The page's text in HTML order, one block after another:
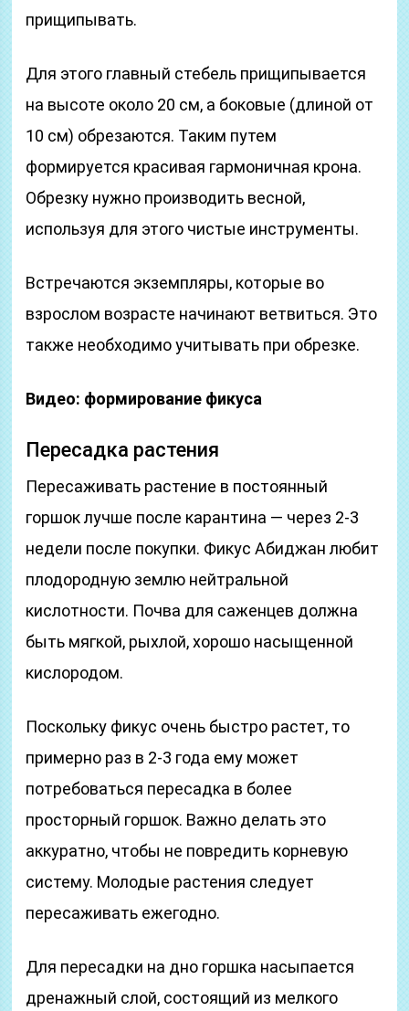
прищипывать.
Для этого главный стебель прищипывается
на высоте около 20 см, а боковые (длиной от
10 см) обрезаются. Таким путем
формируется красивая гармоничная крона.
Обрезку нужно производить весной,
используя для этого чистые инструменты.
Встречаются экземпляры, которые во
взрослом возрасте начинают ветвиться. Это
также необходимо учитывать при обрезке.
Видео: формирование фикуса
Пересадка растения
Пересаживать растение в постоянный
горшок лучше после карантина — через 2-3
недели после покупки. Фикус Абиджан любит
плодородную землю нейтральной
кислотности. Почва для саженцев должна
быть мягкой, рыхлой, хорошо насыщенной
кислородом.
Поскольку фикус очень быстро растет, то
примерно раз в 2-3 года ему может
потребоваться пересадка в более
просторный горшок. Важно делать это
аккуратно, чтобы не повредить корневую
систему. Молодые растения следует
пересаживать ежегодно.
Для пересадки на дно горшка насыпается
дренажный слой, состоящий из мелкого